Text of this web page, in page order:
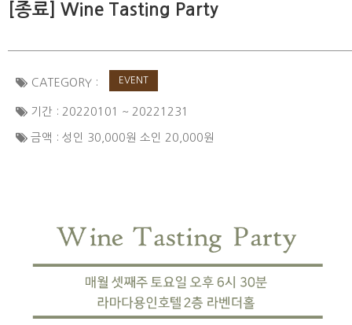
[종료] Wine Tasting Party
CATEGORY : EVENT
기간 : 20220101 ~ 20221231
금액 : 성인 30,000원 소인 20,000원